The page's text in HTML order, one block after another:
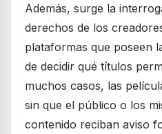
Además, surge la
derechos de los
plataformas que poseen
de decidir qué títulos
muchos casos, las
sin que el público o los
contenido reciban aviso